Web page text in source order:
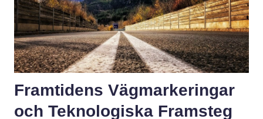
Framtidens Vägmarkeringar
och Teknologiska Framsteg